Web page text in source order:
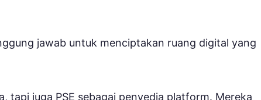
jawab untuk menciptakan ruang digital yang
tapi juga PSE sebagai penyedia platform. Mereka